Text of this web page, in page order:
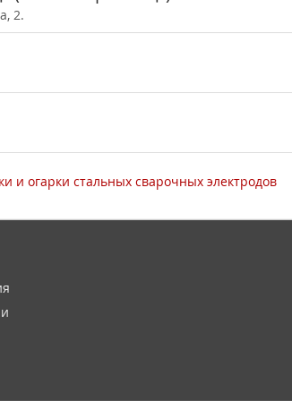
2.
и огарки стальных сварочных электродов